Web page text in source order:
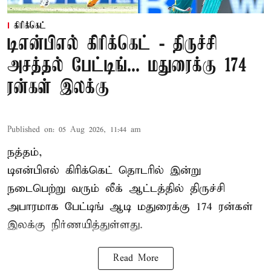
கிரிக்கெட்
டிஎன்பிஎல் கிரிக்கெட் - திருச்சி
அசத்தல் பேட்டிங்... மதுரைக்கு 174
ரன்கள் இலக்கு
Published on: 05 Aug 2026, 11:44 am
நத்தம்,
டிஎன்பிஎல் கிரிக்கெட் தொடரில் இன்று
நடைபெற்று வரும் லீக் ஆட்டத்தில் திருச்சி
அபாரமாக பேட்டிங் ஆடி மதுரைக்கு 174 ரன்கள்
இலக்கு நிர்ணயித்துள்ளது.
Read More